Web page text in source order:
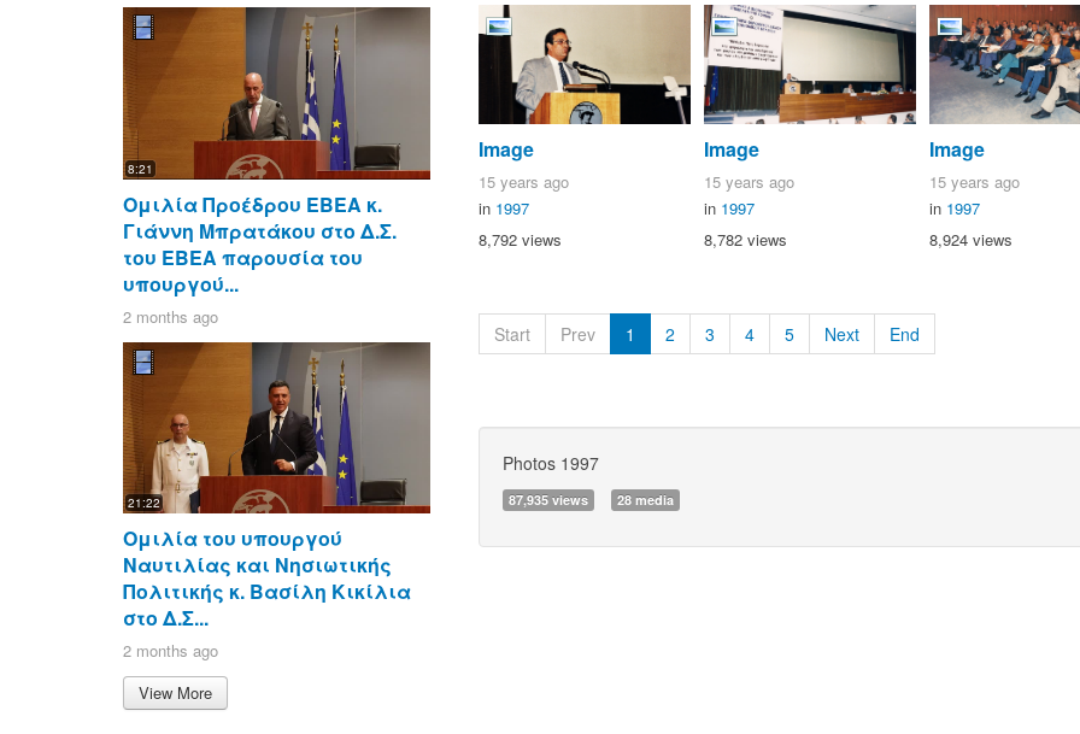
Image
15 years ago
in 1997
8,792 views
Image
15 years ago
in 1997
8,782 views
Image
15 years ago
in 1997
8,924 views
Start Prev 1 2 3 4 5 Next End
Photos 1997
87,935 views 28 media
8:21
Ομιλία Προέδρου ΕΒΕΑ κ.
Γιάννη Μπρατάκου στο Δ.Σ.
του ΕΒΕΑ παρουσία του
υπουργού...
2 months ago
21:22
Ομιλία του υπουργού
Ναυτιλίας και Νησιωτικής
Πολιτικής κ. Βασίλη Κικίλια
στο Δ.Σ...
2 months ago
View More